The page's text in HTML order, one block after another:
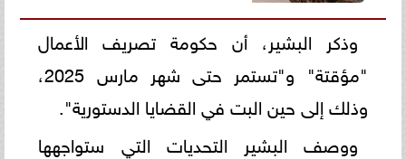
وذكر البشير، أن حكومة تصريف الأعمال
"مؤقتة" و"تستمر حتى شهر مارس 2025،
وذلك إلى حين البت في القضايا الدستورية".
ووصف البشير التحديات التي ستواجهها